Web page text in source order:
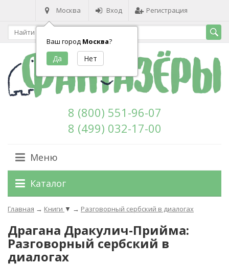
Москва
Ваш город Москва?
Вход Регистрация
8 (800) 551-96-07
8 (499) 032-17-00
Меню
Каталог
Главная → Книги ▼ → Разговорный сербский в диалогах
Драгана Дракулич-Прийма:
Разговорный сербский в
диалогах